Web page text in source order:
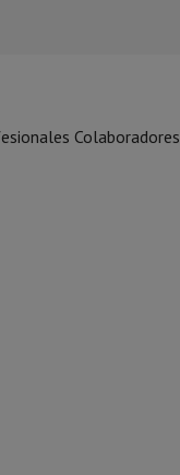
Colaboradores